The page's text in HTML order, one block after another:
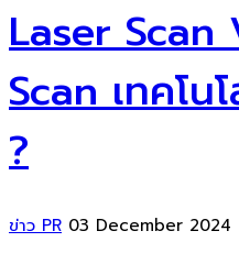
Laser Scan
Scan เทคโน
?
ข่าว PR 03 December 2024